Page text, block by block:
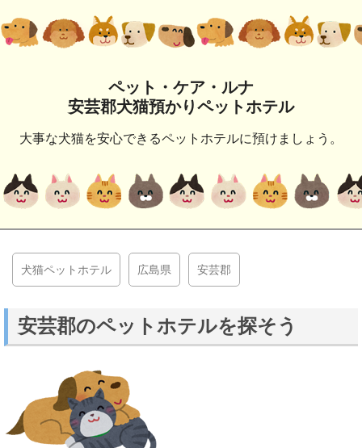
ペット・ケア・ルナ
安芸郡犬猫預かりペットホテル
大事な犬猫を安心できるペットホテルに預けましょう。
犬猫ペットホテル 広島県 安芸郡
安芸郡のペットホテルを探そう